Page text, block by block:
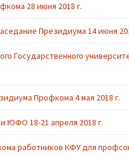
28 июня 2018 г.
Президиума 14 июня
Государственного
Профкома 4 мая 2018 г.
ЮФО 18-21 апреля 2018 г.
работников КФУ для